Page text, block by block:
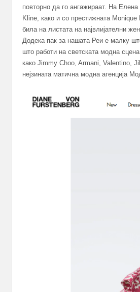
повторно да го ангажираат. На
Kline, како и со престижната
била на листата на највлијателни
Додека пак за нашата Реи е малку
што работи на светската модна
како Jimmy Choo, Armani, Valentino,
нејзината матична модна агенција